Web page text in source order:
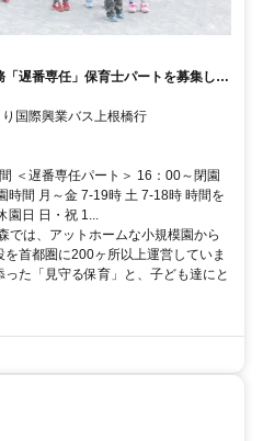
遅番専任」保育士パートを募集しま
国際興業バス上根橋行
＜遅番専任パート＞ 16：00～閉園
間 月～金 7-19時 土 7-18時 時間を
園日 日・祝 1...
では、アットホームな小規模園から
首都圏に200ヶ所以上運営していま
た「見守る保育」と、子ども達にと